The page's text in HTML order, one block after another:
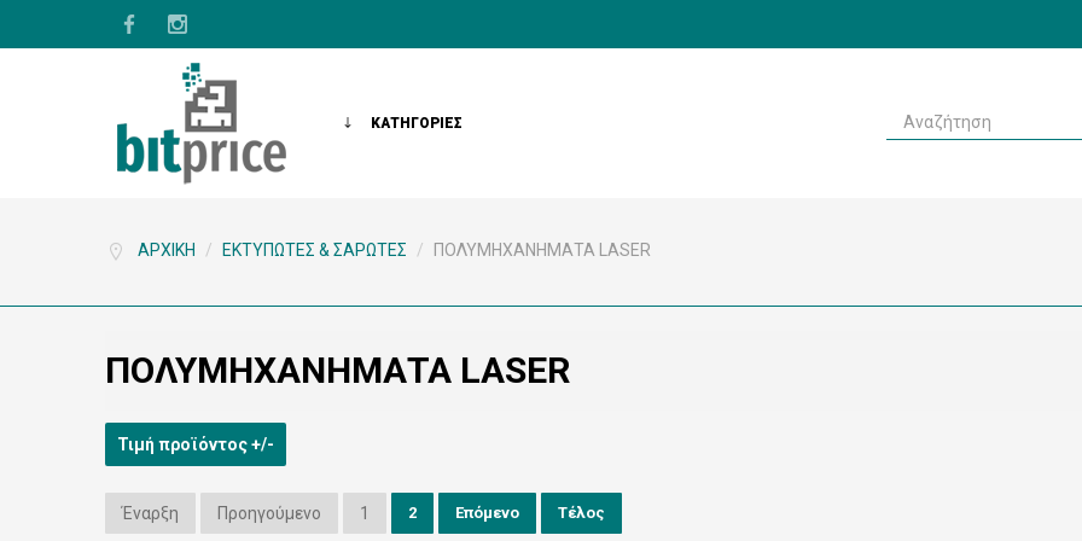
ΚΑΤΗΓΟΡΙΕΣ
ΑΡΧΙΚΉ / ΕΚΤΥΠΩΤΈΣ & ΣΑΡΩΤΈΣ / ΠΟΛΥΜΗΧΆΝΗΜΑΤΑ LASER
ΠΟΛΥΜΗΧΆΝΗΜΑΤΑ LASER
Τιμή προϊόντος +/-
Έναρξη Προηγούμενο 1 2 Επόμενο Τέλος